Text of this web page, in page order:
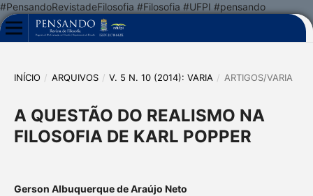
#PensandoRevistadeFilosofia #Filosofia #UFPI #pensando
INÍCIO / ARQUIVOS / V. 5 N. 10 (2014): VARIA / ARTIGOS/VARIA
A QUESTÃO DO REALISMO NA
FILOSOFIA DE KARL POPPER
Gerson Albuquerque de Araújo Neto